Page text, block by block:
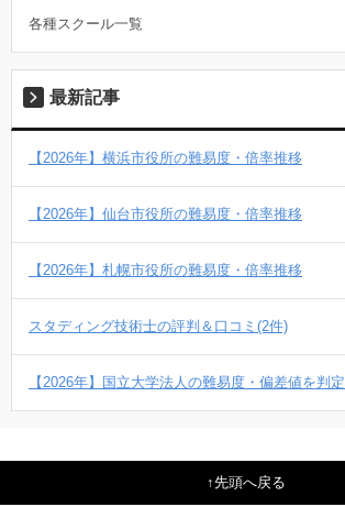
各種スクール一覧
最新記事
【2026年】横浜市役所の難易度・倍率推移
【2026年】仙台市役所の難易度・倍率推移
【2026年】札幌市役所の難易度・倍率推移
スタディング技術士の評判＆口コミ(2件)
【2026年】国立大学法人の難易度・偏差値を判定
先頭へ戻る